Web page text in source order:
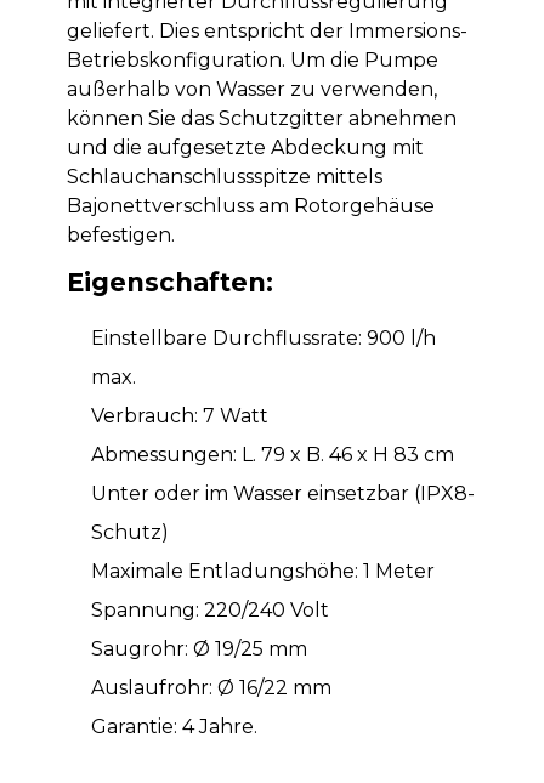
geliefert. Dies entspricht der Immersions-
Betriebskonfiguration. Um die Pumpe
außerhalb von Wasser zu verwenden,
können Sie das Schutzgitter abnehmen
und die aufgesetzte Abdeckung mit
Schlauchanschlussspitze mittels
Bajonettverschluss am Rotorgehäuse
befestigen.
Eigenschaften:
Einstellbare Durchflussrate: 900 l/h
max.
Verbrauch: 7 Watt
Abmessungen: L. 79 x B. 46 x H 83 cm
Unter oder im Wasser einsetzbar (IPX8-
Schutz)
Maximale Entladungshöhe: 1 Meter
Spannung: 220/240 Volt
Saugrohr: Ø 19/25 mm
Auslaufrohr: Ø 16/22 mm
Garantie: 4 Jahre.